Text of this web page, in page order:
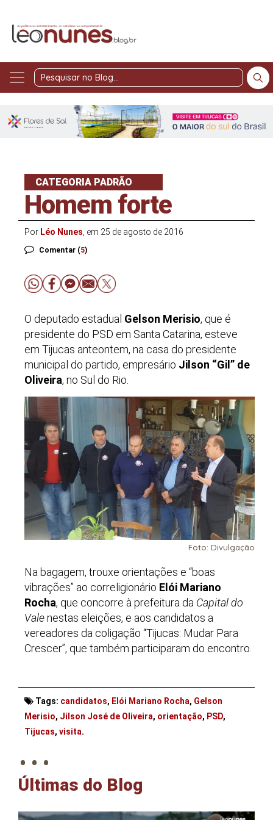
Pesquisar
Blog
CATEGORIA PADRÃO
Homem forte
Por Léo Nunes , em 25 de agosto de 2016
Comentar (5)
O deputado estadual Gelson Merisio, que é
presidente do PSD em Santa Catarina, esteve
em Tijucas anteontem, na casa do presidente
municipal do partido, empresário Jilson “Gil” de
Oliveira, no Sul do Rio.
Foto: Divulgação
Na bagagem, trouxe orientações e “boas
vibrações” ao correligionário Elói Mariano
Rocha, que concorre à prefeitura da Capital do
Valenestas eleições, e aos candidatos a
vereadores da coligação “Tijucas: Mudar Para
Crescer”, que também participaram do encontro.
Tags: candidatos, Elói Mariano Rocha, Gelson
Merisio, Jilson José de Oliveira, orientação, PSD,
Tijucas, visita.
. . .
Últimas do Blog